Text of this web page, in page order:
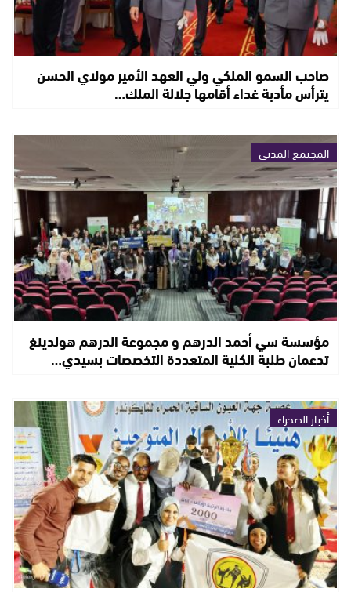
صاحب السمو الملكي ولي العهد الأمير مولاي الحسن
يترأس مأدبة غداء أقامها جلالة الملك…
المجتمع المدني
مؤسسة سي أحمد الدرهم و مجموعة الدرهم هولدينغ
تدعمان طلبة الكلية المتعددة التخصصات بسيدي…
أخبار الصحراء